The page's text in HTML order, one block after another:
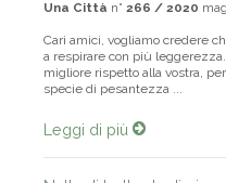
Una Città n° 266 / 2020
Cari amici, vogliamo credere
a respirare con più
migliore rispetto alla vostra,
specie di pesantezza ...
Leggi di più